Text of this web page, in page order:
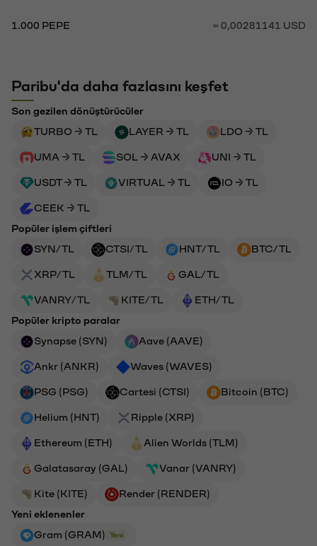
1.000 PEPE = 0,00281141 USD
Paribu'da daha fazlasını keşfet
Son gezilen dönüştürücüler
TURBO → TL
LAYER → TL LDO → TL
UMA → TL SOL → AVAX UNI → TL
USDT → TL VIRTUAL → TL IO → TL
CEEK → TL
Popüler işlem çiftleri
SYN/TL
CTSI/TL HNT/TL BTC/TL
XRP/TL TLM/TL GAL/TL
VANRY/TL KITE/TL
ETH/TL
Popüler kripto paralar
Synapse (SYN)
Aave (AAVE)
Ankr (ANKR) Waves (WAVES)
PSG (PSG) Cartesi (CTSI) Bitcoin (BTC)
Helium (HNT) Ripple (XRP)
Ethereum (ETH) Alien Worlds (TLM)
Galatasaray (GAL) Vanar (VANRY)
Kite (KITE)
Render (RENDER)
Yeni eklenenler
Gram (GRAM)
Yeni